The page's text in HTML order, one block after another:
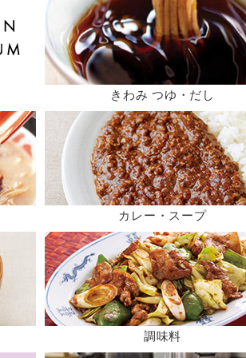
きわみ つゆ・だし
カレー・スープ
調味料